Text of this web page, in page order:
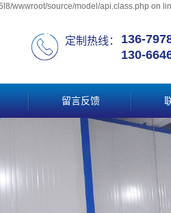
wwwroot/source/model/api.class.php on
定制热线：
136-
130-
留言反馈